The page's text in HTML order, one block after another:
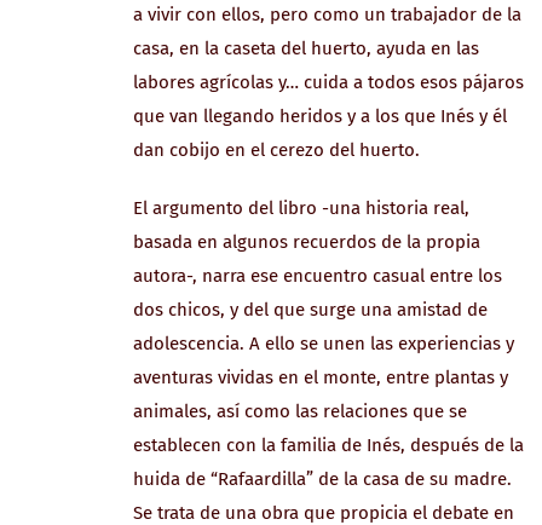
a vivir con ellos, pero como un trabajador de la
casa, en la caseta del huerto, ayuda en las
labores agrícolas y… cuida a todos esos pájaros
que van llegando heridos y a los que Inés y él
dan cobijo en el cerezo del huerto.
El argumento del libro -una historia real,
basada en algunos recuerdos de la propia
autora-, narra ese encuentro casual entre los
dos chicos, y del que surge una amistad de
adolescencia. A ello se unen las experiencias y
aventuras vividas en el monte, entre plantas y
animales, así como las relaciones que se
establecen con la familia de Inés, después de la
huida de “Rafaardilla” de la casa de su madre.
Se trata de una obra que propicia el debate en